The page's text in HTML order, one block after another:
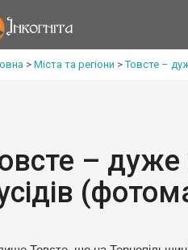
> Міста та регіони >Товсте –
– дуже